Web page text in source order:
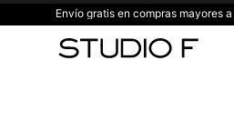
Envío gratis en compras mayores